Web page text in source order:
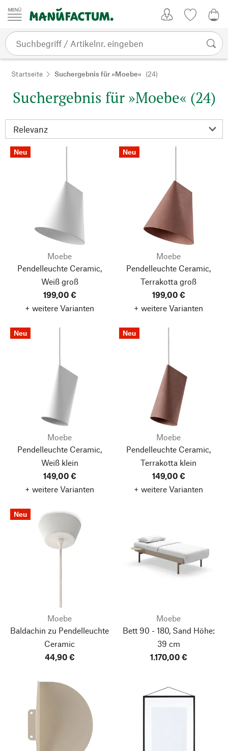
Zum Inhalt springen
Startseite Suchergebnis für »Moebe« (24)
Suchergebnis für »Moebe« (24)
Neu
Moebe
Pendelleuchte Ceramic,
Weißgroß
199,00 €
+ weitere Varianten
Neu
Moebe
Pendelleuchte Ceramic,
Terrakotta groß
199,00 €
+ weitere Varianten
Neu
Moebe
Pendelleuchte Ceramic,
Weißklein
149,00 €
+ weitere Varianten
Neu
Moebe
Pendelleuchte Ceramic,
Terrakotta klein
149,00 €
+ weitere Varianten
Neu
Moebe
Baldachin zu Pendelleuchte
Ceramic
44,90 €
Moebe
Bett 90 - 180, Sand Höhe:
39 cm
1.170,00 €